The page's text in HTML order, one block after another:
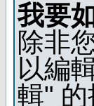
我要
除非
以編
輯"